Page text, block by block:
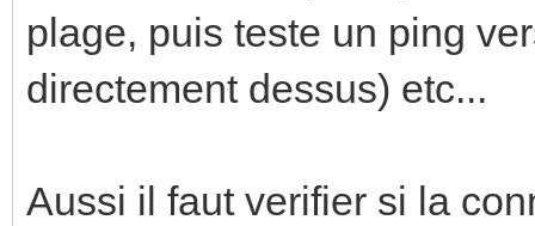
plage, puis teste un ping
directement dessus) etc...
Aussi il faut verifier si la